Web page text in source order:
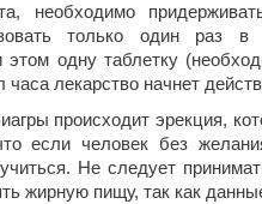
необходимо
только один раз
этом одну таблетку
лекарство начнет
происходит эрекция,
если человек без
Не следует
жирную пищу, так как